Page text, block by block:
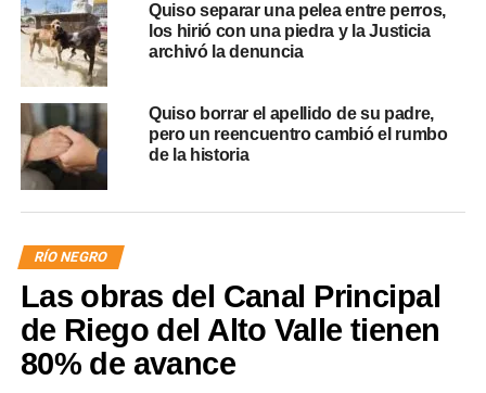
Quiso separar una pelea entre perros,
los hirió con una piedra y la Justicia
archivó la denuncia
Quiso borrar el apellido de su padre,
pero un reencuentro cambió el rumbo
de la historia
RÍO NEGRO
Las obras del Canal Principal
de Riego del Alto Valle tienen
80% de avance